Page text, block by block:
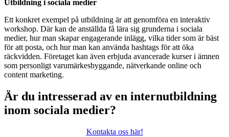
Utbildning i sociala medier
Ett konkret exempel på utbildning är att genomföra en interaktiv
workshop. Där kan de anställda få lära sig grunderna i sociala
medier, hur man skapar engagerande inlägg, vilka tider som är bäst
för att posta, och hur man kan använda hashtags för att öka
räckvidden. Företaget kan även erbjuda avancerade kurser i ämnen
som personligt varumärkesbyggande, nätverkande online och
content marketing.
Är du intresserad av en internutbildning
inom sociala medier?
Kontakta oss här!